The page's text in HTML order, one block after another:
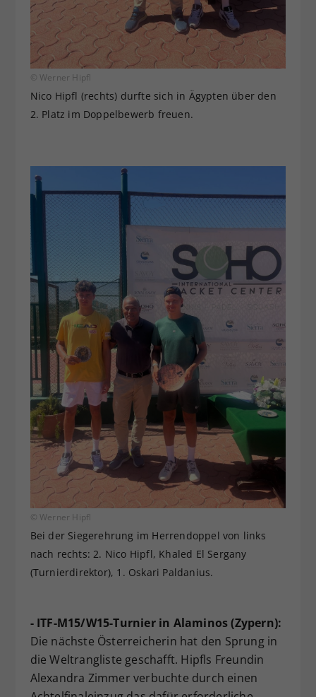
© Werner Hipfl
Nico Hipfl (rechts) durfte sich in Ägypten über den
2. Platz im Doppelbewerb freuen.
© Werner Hipfl
Bei der Siegerehrung im Herrendoppel von links
nach rechts: 2. Nico Hipfl, Khaled El Sergany
(Turnierdirektor), 1. Oskari Paldanius.
- ITF-M15/W15-Turnier in Alaminos (Zypern):
Die nächste Österreicherin hat den Sprung in
die Weltrangliste geschafft. Hipfls Freundin
Alexandra Zimmer verbuchte durch einen